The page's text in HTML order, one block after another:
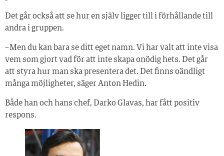
Det går också att se hur en själv ligger till i förhållande till
andra i gruppen.
– Men du kan bara se ditt eget namn. Vi har valt att inte visa
vem som gjort vad för att inte skapa onödig hets. Det går
att styra hur man ska presentera det. Det finns oändligt
många möjligheter, säger Anton Hedin.
Både han och hans chef, Darko Glavas, har fått positiv
respons.